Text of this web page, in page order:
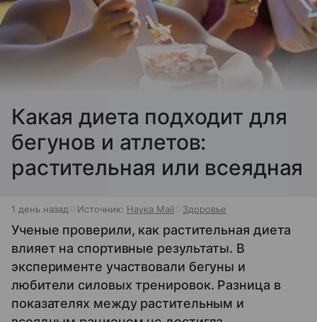
Какая диета подходит для
бегунов и атлетов:
растительная или всеядная
1 день назад Источник: Наука Mail Здоровье
Ученые проверили, как растительная диета
влияет на спортивные результаты. В
эксперименте участвовали бегуны и
любители силовых тренировок. Разница в
показателях между растительным и